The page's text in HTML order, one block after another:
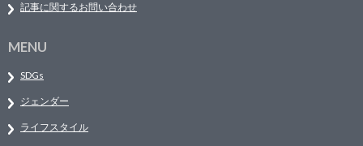
記事に関するお問い合わせ
MENU
SDGs
ジェンダー
ライフスタイル